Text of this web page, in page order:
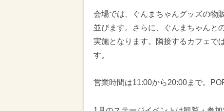
会場では、ぐんまちゃんグッズの物
並びます。さらに、ぐんまちゃんと
実施となります。隣接するカフェで
す。
営業時間は11:00から20:00まで。